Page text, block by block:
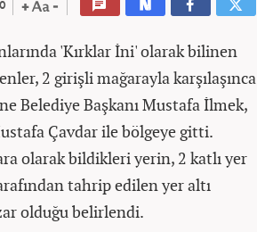
'Kırklar İni' olarak bilinen
2 girişli mağarayla karşılaşınca
Belediye Başkanı Mustafa İlmek,
Çavdar ile bölgeye gitti.
olarak bildikleri yerin, 2 katlı yer
tahrip edilen yer altı
olduğu belirlendi.